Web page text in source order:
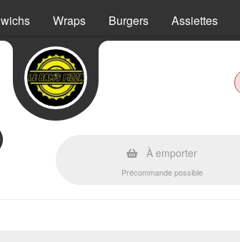
Wraps Burgers Assiettes
À emporter
Précommande possible